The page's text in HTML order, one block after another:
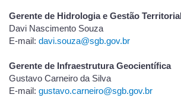
Gerente de Hidrologia e Gestão Territorial
Davi Nascimento Souza
E-mail: davi.souza@sgb.gov.br
Gerente de Infraestrutura Geocientífica
Gustavo Carneiro da Silva
E-mail: gustavo.carneiro@sgb.gov.br